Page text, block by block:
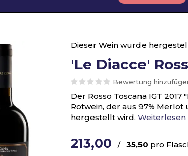
Dieser Wein wurde
'Le Diacce'
Bewertung
Der Rosso Toscana IGT
Rotwein, der aus 97%
hergestellt wird. Weiterlesen
213,00 / 35,50 pro